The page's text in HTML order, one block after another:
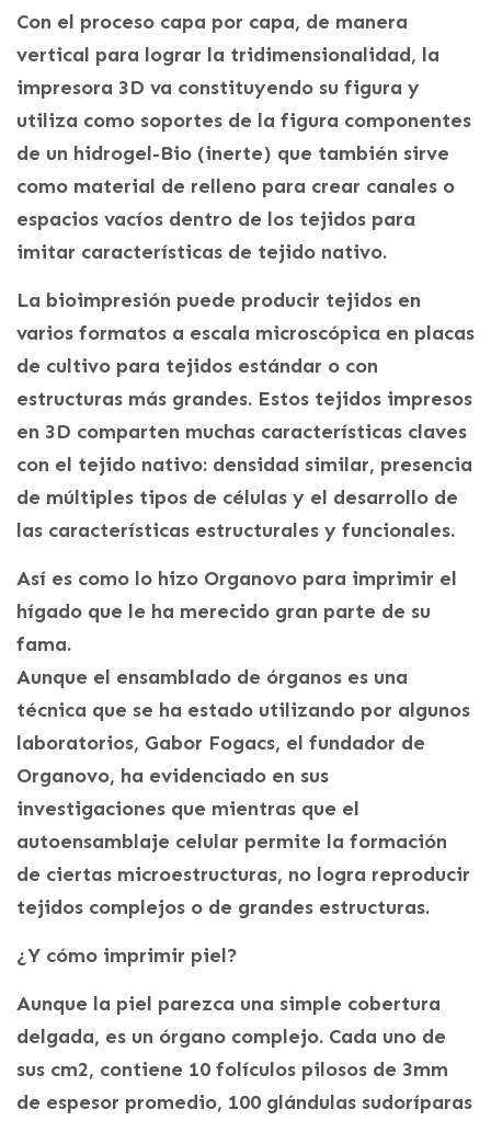
Con el proceso capa por capa, de manera
vertical para lograr la tridimensionalidad, la
impresora 3D va constituyendo su figura y
utiliza como soportes de la figura componentes
de un hidrogel-Bio (inerte) que también sirve
como material de relleno para crear canales o
espacios vacíos dentro de los tejidos para
imitar características de tejido nativo.
La bioimpresión puede producir tejidos en
varios formatos a escala microscópica en placas
de cultivo para tejidos estándar o con
estructuras más grandes. Estos tejidos impresos
en 3D comparten muchas características claves
con el tejido nativo: densidad similar, presencia
de múltiples tipos de células y el desarrollo de
las características estructurales y funcionales.
Así es como lo hizo Organovo para imprimir el
hígado que le ha merecido gran parte de su
fama.
Aunque el ensamblado de órganos es una
técnica que se ha estado utilizando por algunos
laboratorios, Gabor Fogacs, el fundador de
Organovo, ha evidenciado en sus
investigaciones que mientras que el
autoensamblaje celular permite la formación
de ciertas microestructuras, no logra reproducir
tejidos complejos o de grandes estructuras.
¿Y cómo imprimir piel?
Aunque la piel parezca una simple cobertura
delgada, es un órgano complejo. Cada uno de
sus cm2, contiene 10 folículos pilosos de 3mm
de espesor promedio, 100 glándulas sudoríparas